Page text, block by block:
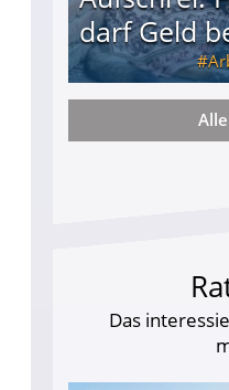
darf Geld
Bettler darf Geld
Das